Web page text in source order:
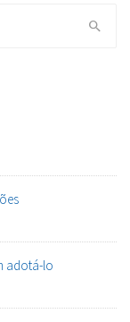
adotá-lo